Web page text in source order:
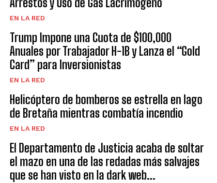
EN LA RED
Trump Impone una Cuota de $100,000
Anuales por Trabajador H-1B y Lanza el “Gold
Card” para Inversionistas
EN LA RED
Helicóptero de bomberos se estrella en lago
de Bretaña mientras combatía incendio
EN LA RED
El Departamento de Justicia acaba de soltar
el mazo en una de las redadas más salvajes
que se han visto en la dark web...